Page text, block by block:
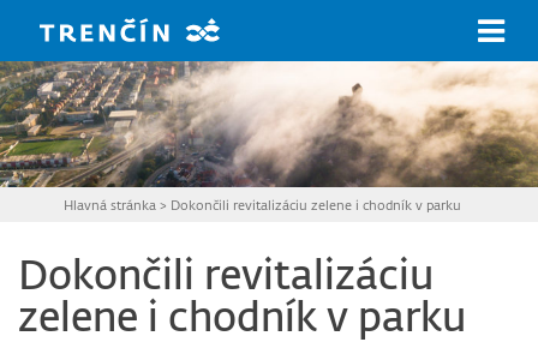
Hlavná stránka > Dokončili revitalizáciu zelene i chodník v parku
Dokončili revitalizáciu
zelene i chodník v parku